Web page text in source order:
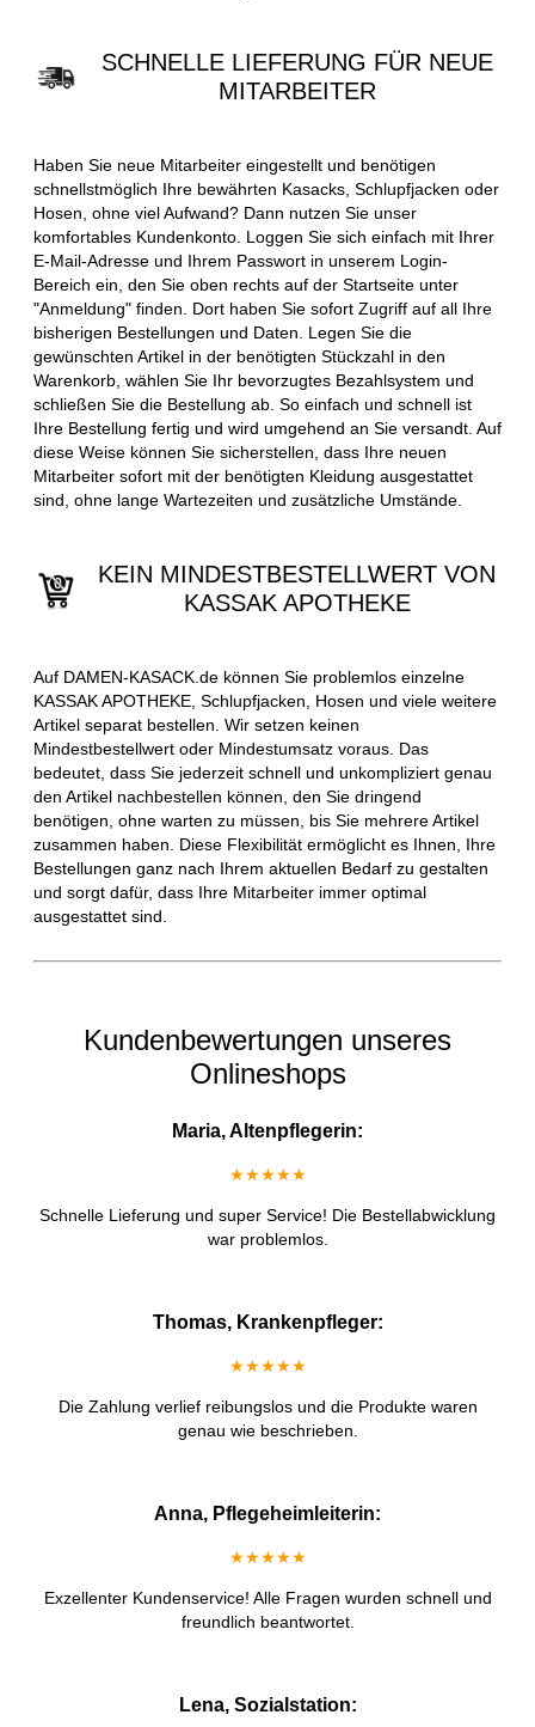
SCHNELLE LIEFERUNG FÜR NEUE
MITARBEITER
Haben Sie neue Mitarbeiter eingestellt und benötigen
schnellstmöglich Ihre bewährten Kasacks, Schlupfjacken oder
Hosen, ohne viel Aufwand? Dann nutzen Sie unser
komfortables Kundenkonto. Loggen Sie sich einfach mit Ihrer
E-Mail-Adresse und Ihrem Passwort in unserem Login-
Bereich ein, den Sie oben rechts auf der Startseite unter
"Anmeldung" finden. Dort haben Sie sofort Zugriff auf all Ihre
bisherigen Bestellungen und Daten. Legen Sie die
gewünschten Artikel in der benötigten Stückzahl in den
Warenkorb, wählen Sie Ihr bevorzugtes Bezahlsystem und
schließen Sie die Bestellung ab. So einfach und schnell ist
Ihre Bestellung fertig und wird umgehend an Sie versandt. Auf
diese Weise können Sie sicherstellen, dass Ihre neuen
Mitarbeiter sofort mit der benötigten Kleidung ausgestattet
sind, ohne lange Wartezeiten und zusätzliche Umstände.
KEIN MINDESTBESTELLWERT VON
KASSAK APOTHEKE
Auf DAMEN-KASACK.de können Sie problemlos einzelne
KASSAK APOTHEKE, Schlupfjacken, Hosen und viele weitere
Artikel separat bestellen. Wir setzen keinen
Mindestbestellwert oder Mindestumsatz voraus. Das
bedeutet, dass Sie jederzeit schnell und unkompliziert genau
den Artikel nachbestellen können, den Sie dringend
benötigen, ohne warten zu müssen, bis Sie mehrere Artikel
zusammen haben. Diese Flexibilität ermöglicht es Ihnen, Ihre
Bestellungen ganz nach Ihrem aktuellen Bedarf zu gestalten
und sorgt dafür, dass Ihre Mitarbeiter immer optimal
ausgestattet sind.
Kundenbewertungen unseres
Onlineshops
Maria, Altenpflegerin:
★★★★★
Schnelle Lieferung und super Service! Die Bestellabwicklung
war problemlos.
Thomas, Krankenpfleger:
★★★★★
Die Zahlung verlief reibungslos und die Produkte waren
genau wie beschrieben.
Anna, Pflegeheimleiterin:
★★★★★
Exzellenter Kundenservice! Alle Fragen wurden schnell und
freundlich beantwortet.
Lena, Sozialstation: